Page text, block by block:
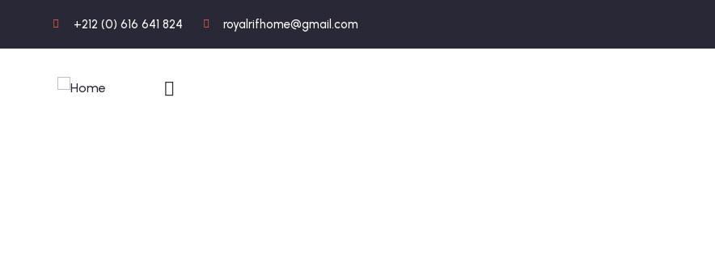
+212 (0) 616 641 824 royalrifhome@gmail.com